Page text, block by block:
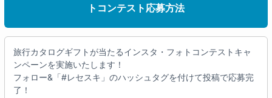
トコンテスト応募方法
旅行カタログギフトが当たるインスタ・フォトコンテストキャ
ンペーンを実施いたします！
フォロー&「#レセスキ」のハッシュタグを付けて投稿で応募完
了！